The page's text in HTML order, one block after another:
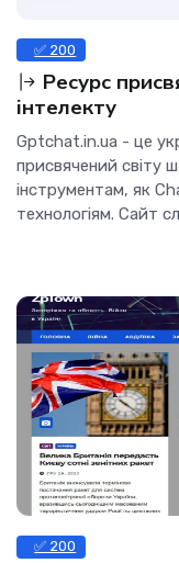
✅ 200
Ресурс
інтелекту
Gptchat.in.ua - це
присвячений світу
інструментам, як
технологіям. Сайт
✅ 200